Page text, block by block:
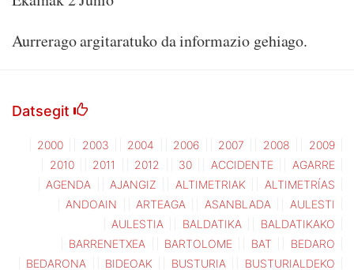
Aurrerago argitaratuko da informazio gehiago.
Datsegit
2000 2003 2004 2006 2007 2008
2009
2010
2011 2012 30 ACCIDENTE
AGARRE
AGENDA
AJANGIZ ALTIMETRIAK
ALTIMETRÍAS
ANDOAIN
ARTEAGA ASANBLADA
AULESTI
AULESTIA
BALDATIKA
BALDATIKAKO
BARRENETXEA
BARTOLOME BAT
BEDARO
BEDARONA
BIDEOAK BUSTURIA
BUSTURIALDEKO